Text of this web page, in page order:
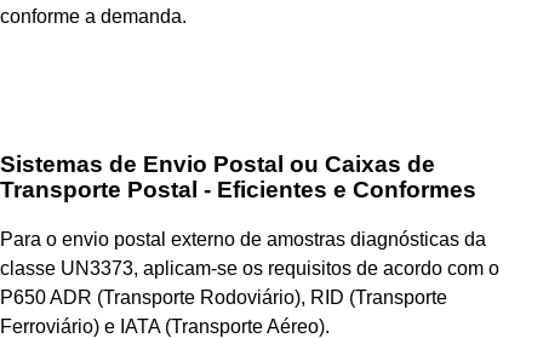
conforme a demanda.
Sistemas de Envio Postal ou Caixas de
Transporte Postal - Eficientes e Conformes
Para o envio postal externo de amostras diagnósticas da
classe UN3373, aplicam-se os requisitos de acordo com o
P650 ADR (Transporte Rodoviário), RID (Transporte
Ferroviário) e IATA (Transporte Aéreo).